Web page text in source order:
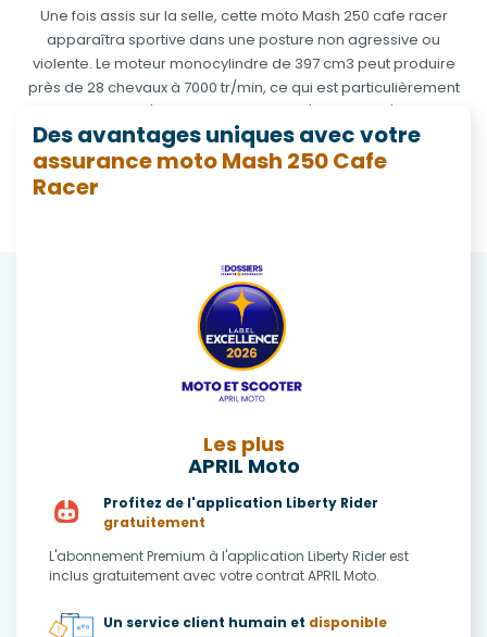
Une fois assis sur la selle, cette moto Mash 250 cafe racer
apparaîtra sportive dans une posture non agressive ou
violente. Le moteur monocylindre de 397 cm3 peut produire
près de 28 chevaux à 7000 tr/min, ce qui est particulièrement
adapté grâce à l'injection Delphi pour s'adapter à l'Euro4. La
Mash 250 cafe racer est également connue pour l'arrivée de
l'ABS, qui peut également être déconnecté. Le disque de frein
avant de 320 mm et ses étriers à 4 pistons assurent également
Des avantages uniques avec votre
assurance moto Mash 250 Cafe
Racer
Les plus
APRIL Moto
Profitez de l'application Liberty Rider
gratuitement
L'abonnement Premium à l'application Liberty Rider est
inclus gratuitement avec votre contrat APRIL Moto.
Un service client humain et disponible